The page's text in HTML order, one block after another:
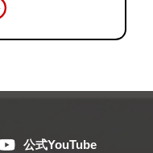
公式YouTube